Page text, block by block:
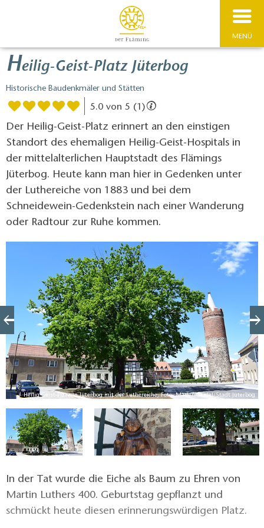
MENÜ
Heilig-Geist-Platz Jüterbog
Historische Baudenkmäler und Stätten
5.0 von 5 (1)
Der Heilig-Geist-Platz erinnert an den einstigen
Standort des ehemaligen Heilig-Geist-Hospitals in
der mittelalterlichen Hauptstadt des Flämings
Jüterbog. Heute kann man hier in Gedenken unter
der Luthereiche von 1883 und bei dem
Schneidewein-Gedenkstein nach einer Wanderung
oder Radtour zur Ruhe kommen.
Heilig-Geist-Platz in Jüterbog mit der Luthereiche, Foto: Marlen Seidel/Stadt Jüterbog
In der Tat wurde die Eiche als Baum zu Ehren von
Martin Luthers 400. Geburtstag gepflanzt und
schmückt heute diesen erinnerungswürdigen Platz.